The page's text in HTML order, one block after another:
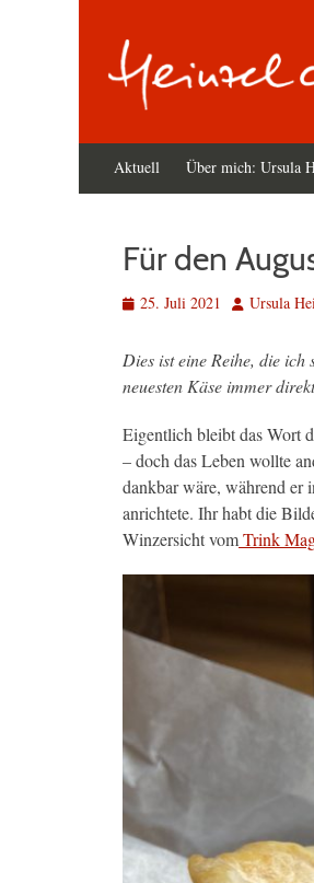
Primäres
Menü
Aktuell Über mich: Ursula
Für den
Veröffentlicht
25. Juli 2021 AutorUrsula
Dies ist eine Reihe, die ich
neuesten Käse immer
Eigentlich bleibt das Wort
– doch das Leben wollte
dankbar wäre, während er
anrichtete. Ihr habt die
Winzersicht vomTrink